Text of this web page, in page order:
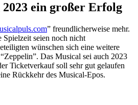
2023 ein großer Erfolg
” freundlicherweise mehr.
Spielzeit seien noch nicht
wünschen sich eine weitere
Das Musical sei auch 2023
Ticketverkauf soll sehr gut gelaufen
Rückkehr des Musical-Epos.